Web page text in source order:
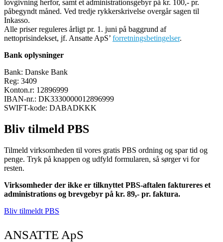
lovgivning herfor, samt et administrationsgebyr på kr. 100,- pr.
påbegyndt måned. Ved tredje rykkerskrivelse overgår sagen til
Inkasso.
Alle priser reguleres årligt pr. 1. juni på baggrund af
nettoprisindekset, jf. Ansatte ApS’ forretningsbetingelser.
Bank oplysninger
Bank: Danske Bank
Reg: 3409
Konton.r: 12896999
IBAN-nr.: DK3330000012896999
SWIFT-kode: DABADKKK
Bliv tilmeld PBS
Tilmeld virksomheden til vores gratis PBS ordning og spar tid og
penge. Tryk på knappen og udfyld formularen, så sørger vi for
resten.
Virksomheder der ikke er tilknyttet PBS-aftalen faktureres et
administrations og brevgebyr på kr. 89,- pr. faktura.
Bliv tilmeldt PBS
ANSATTE ApS